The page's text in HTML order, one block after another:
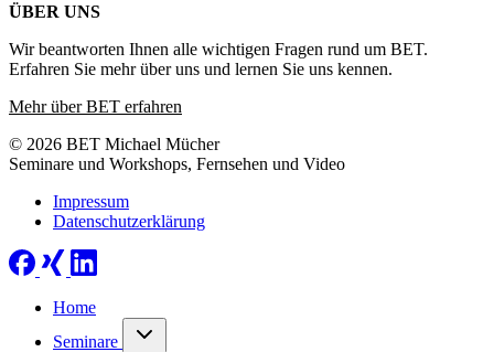
ÜBER UNS
Wir beantworten Ihnen alle wichtigen Fragen rund um BET.
Erfahren Sie mehr über uns und lernen Sie uns kennen.
Mehr über BET erfahren
© 2026 BET Michael Mücher
Seminare und Workshops, Fernsehen und Video
Impressum
Datenschutzerklärung
Home
Seminare